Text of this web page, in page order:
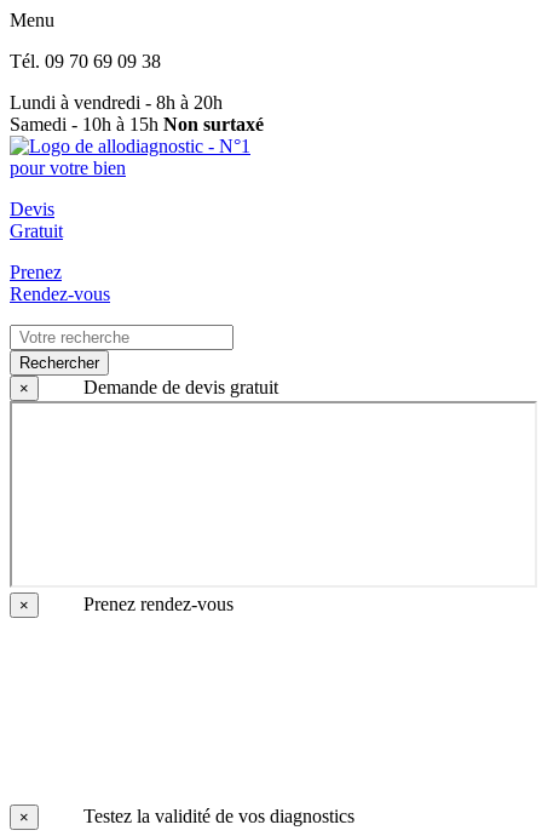
Menu
Tél. 09 70 69 09 38
Lundi à vendredi - 8h à 20h
Samedi - 10h à 15h Non surtaxé
Devis
Gratuit
Prenez
Rendez-vous
Rechercher
×
Demande de devis gratuit
× Prenez rendez-vous
× Testez la validité de vos diagnostics